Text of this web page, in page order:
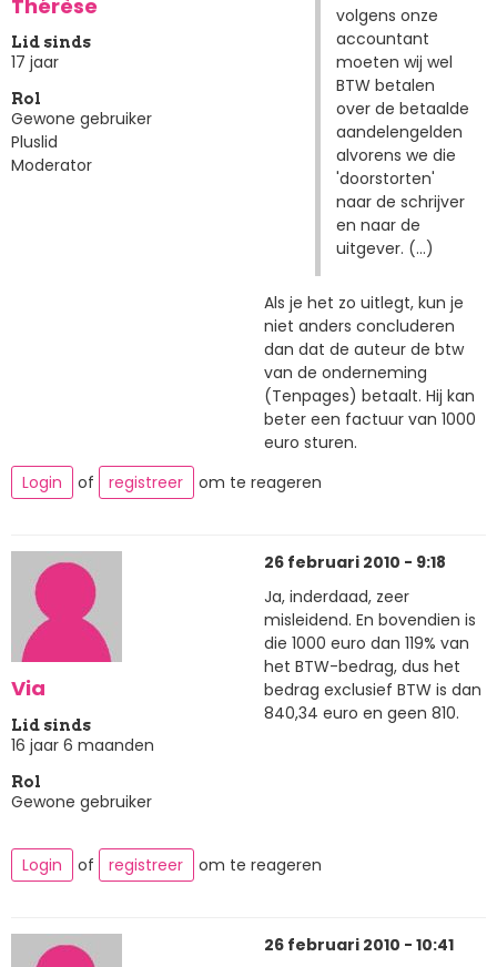
Thérèse
Lid sinds
17 jaar
Rol
Gewone gebruiker
Pluslid
Moderator
volgens onze
accountant
moeten wij wel
BTW betalen
over de betaalde
aandelengelden
alvorens we die
'doorstorten'
naar de schrijver
en naar de
uitgever. (...)
Als je het zo uitlegt, kun je
niet anders concluderen
dan dat de auteur de btw
van de onderneming
(Tenpages) betaalt. Hij kan
beter een factuur van 1000
euro sturen.
Login
of registreer om te reageren
Via
Lid sinds
16 jaar 6 maanden
Rol
Gewone gebruiker
26 februari 2010 - 9:18
Ja, inderdaad, zeer
misleidend. En bovendien is
die 1000 euro dan 119% van
het BTW-bedrag, dus het
bedrag exclusief BTW is dan
840,34 euro en geen 810.
Login of registreer om te reageren
26 februari 2010 - 10:41